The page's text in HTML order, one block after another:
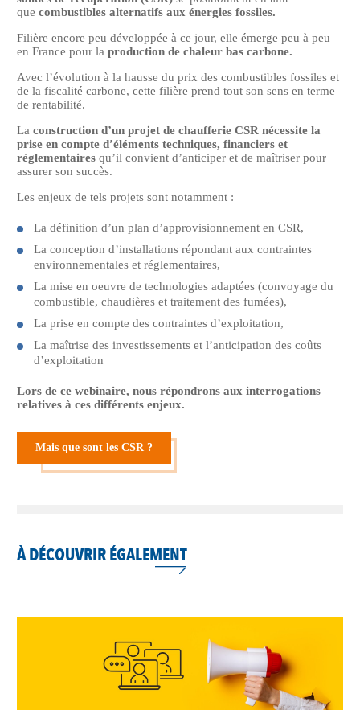
quecombustibles alternatifs aux énergies fossiles.
Filière encore peu développée à ce jour, elle émerge peu à peu
en France pour laproduction de chaleur bas carbone.
Avec l’évolution à la hausse du prix des combustibles fossiles et
de la fiscalité carbone, cette filière prend tout son sens en terme
de rentabilité.
Laconstruction d’un projet de chaufferie CSR nécessite la
prise en compte d’éléments techniques, financiers et
règlementaires qu’il convient d’anticiper et de maîtriser pour
assurer son succès.
Les enjeux de tels projets sont notamment :
La définition d’un plan d’approvisionnement en CSR,
La conception d’installations répondant aux contraintes
environnementales et réglementaires,
La mise en oeuvre de technologies adaptées (convoyage du
combustible, chaudières et traitement des fumées),
La prise en compte des contraintes d’exploitation,
La maîtrise des investissements et l’anticipation des coûts
d’exploitation
Lors de ce webinaire, nous répondrons aux interrogations
relatives à ces différents enjeux.
Mais que sont les CSR ?
À DÉCOUVRIR ÉGALEMENT